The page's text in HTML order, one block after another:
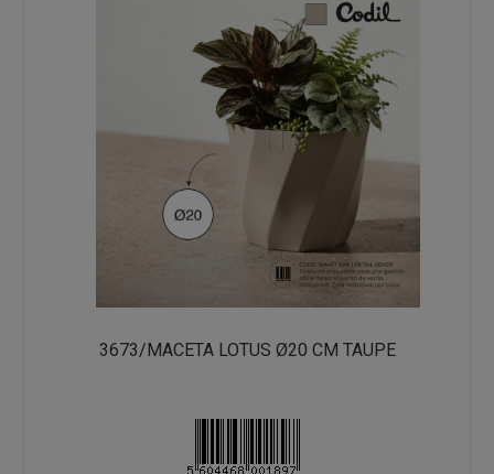
3673/MACETA LOTUS Ø20 CM TAUPE